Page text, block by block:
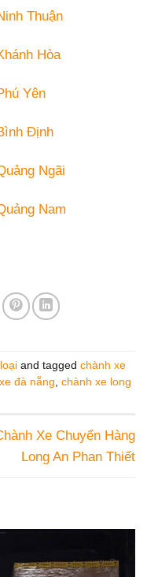
Thuận
Hòa
Yên
Định
Ngãi
Nam
and tagged chành xe
đà nẵng, chành xe long
Xe Chuyển Hàng
Long An Phan Thiết